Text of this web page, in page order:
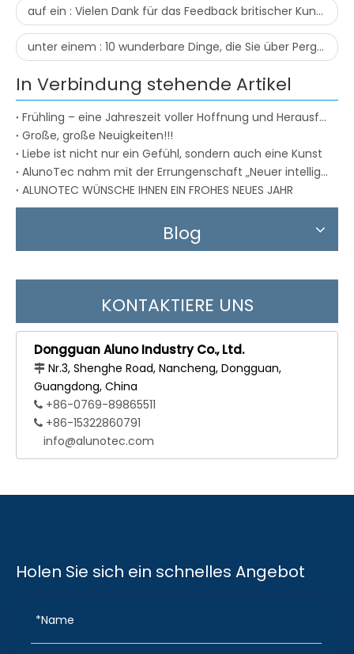
auf ein : Vielen Dank für das Feedback britischer Kunden zu unseren Produkten.
unter einem : 10 wunderbare Dinge, die Sie über Pergola nicht wussten, wie viele kennen Sie?
In Verbindung stehende Artikel
Frühling – eine Jahreszeit voller Hoffnung und Herausforderungen
Große, große Neuigkeiten!!!
Liebe ist nicht nur ein Gefühl, sondern auch eine Kunst
AlunoTec nahm mit der Errungenschaft „Neuer intelligenter Designprozess“ an der Messe teil
ALUNOTEC WÜNSCHE IHNEN EIN FROHES NEUES JAHR
Blog
KONTAKTIERE UNS
Dongguan Aluno Industry Co., Ltd.
 Nr.3, Shenghe Road, Nancheng, Dongguan,
Guangdong, China
 +86-0769-89865511
 +86-15322860791
info@alunotec.com
Holen Sie sich ein schnelles Angebot